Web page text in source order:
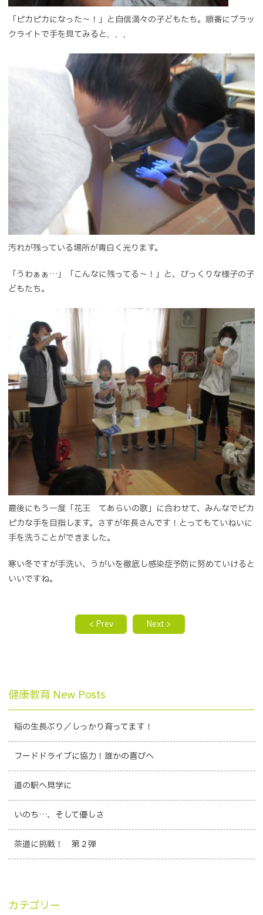
「ピカピカになった～！」と自信満々の子どもたち。順番にブラッ
クライトで手を見てみると．．．
汚れが残っている場所が青白く光ります。
「うわぁぁ…」「こんなに残ってる～！」と、びっくりな様子の子
どもたち。
最後にもう一度「花王 てあらいの歌」に合わせて、みんなでピカ
ピカな手を目指します。さすが年長さんです！とってもていねいに
手を洗うことができました。
寒い冬ですが手洗い、うがいを徹底し感染症予防に努めていけると
いいですね。
< Prev Next >
健康教育 New Posts
稲の生長ぶり／しっかり育ってます！
フードドライブに協力！誰かの喜びへ
道の駅へ見学に
いのち…、そして優しさ
茶道に挑戦！ 第２弾
カテゴリー